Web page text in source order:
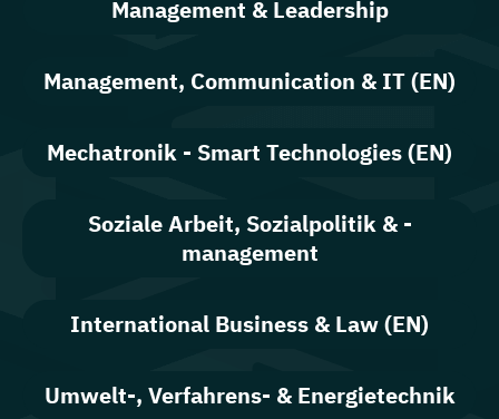
Management & Leadership
Management, Communication & IT (EN)
Mechatronik - Smart Technologies (EN)
Soziale Arbeit, Sozialpolitik & -
management
International Business & Law (EN)
Umwelt-, Verfahrens- & Energietechnik